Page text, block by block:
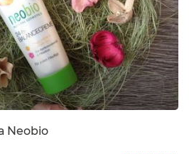
Neobio